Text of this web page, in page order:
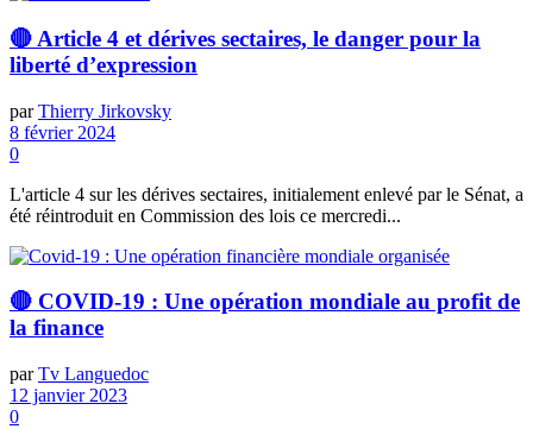
🔴 Article 4 et dérives sectaires, le danger pour la
liberté d’expression
par Thierry Jirkovsky
8 février 2024
0
L'article 4 sur les dérives sectaires, initialement enlevé par le Sénat, a
été réintroduit en Commission des lois ce mercredi...
🔴 COVID-19 : Une opération mondiale au profit de
la finance
par Tv Languedoc
12 janvier 2023
0